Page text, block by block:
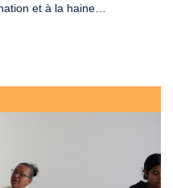
et à la haine…